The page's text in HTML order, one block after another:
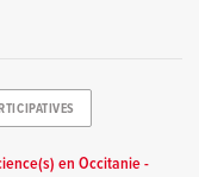
en Occitanie -